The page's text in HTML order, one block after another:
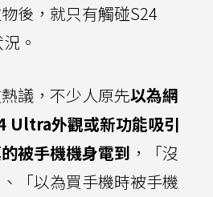
後，就只有觸碰S24
。
議，不少人原先以為網
Ultra外觀或新功能吸引
被手機機身電到 ，「沒
「以為買手機時被手機